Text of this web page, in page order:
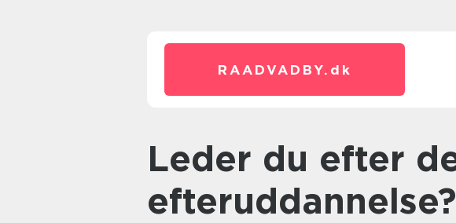
RAADVADBY. dk
Leder du efter den rette
efteruddannelse?